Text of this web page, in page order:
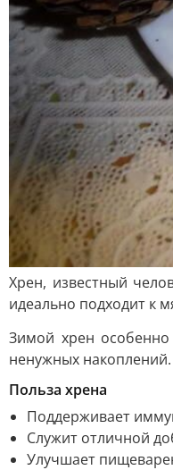
Хрен, известный
идеально подходит к
Зимой хрен
ненужных
Польза хрена
Поддерживает
Служит отличной
Улучшает